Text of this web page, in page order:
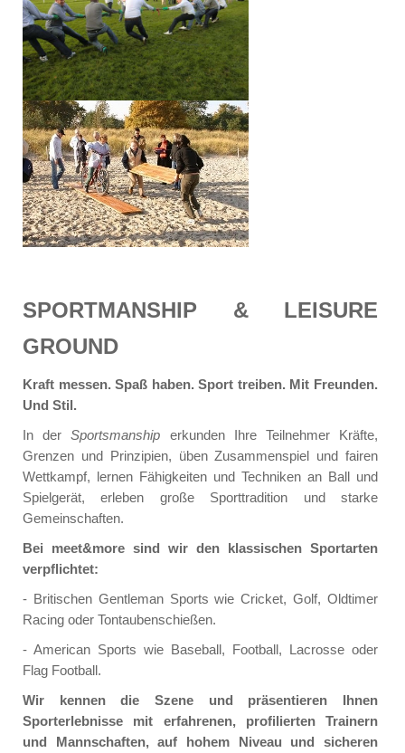
SPORTMANSHIP & LEISURE
GROUND
Kraft messen. Spaß haben. Sport treiben. Mit Freunden.
Und Stil.
In derSportsmanship erkunden Ihre Teilnehmer Kräfte,
Grenzen und Prinzipien, üben Zusammenspiel und fairen
Wettkampf, lernen Fähigkeiten und Techniken an Ball und
Spielgerät, erleben große Sporttradition und starke
Gemeinschaften.
Bei meet&more sind wir den klassischen Sportarten
verpflichtet:
- Britischen Gentleman Sports wie Cricket, Golf, Oldtimer
Racing oder Tontaubenschießen.
- American Sports wie Baseball, Football, Lacrosse oder
Flag Football.
Wir kennen die Szene und präsentieren Ihnen
Sporterlebnisse mit erfahrenen, profilierten Trainern
und Mannschaften, auf hohem Niveau und sicheren